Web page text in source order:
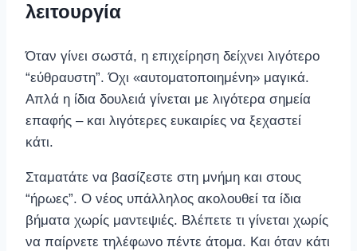
λειτουργία
Όταν γίνει σωστά, η επιχείρηση δείχνει λιγότερο
“εύθραυστη”. Όχι «αυτοματοποιημένη» μαγικά.
Απλά η ίδια δουλειά γίνεται με λιγότερα σημεία
επαφής – και λιγότερες ευκαιρίες να ξεχαστεί
κάτι.
Σταματάτε να βασίζεστε στη μνήμη και στους
“ήρωες”. Ο νέος υπάλληλος ακολουθεί τα ίδια
βήματα χωρίς μαντεψιές. Βλέπετε τι γίνεται χωρίς
να παίρνετε τηλέφωνο πέντε άτομα. Και όταν κάτι